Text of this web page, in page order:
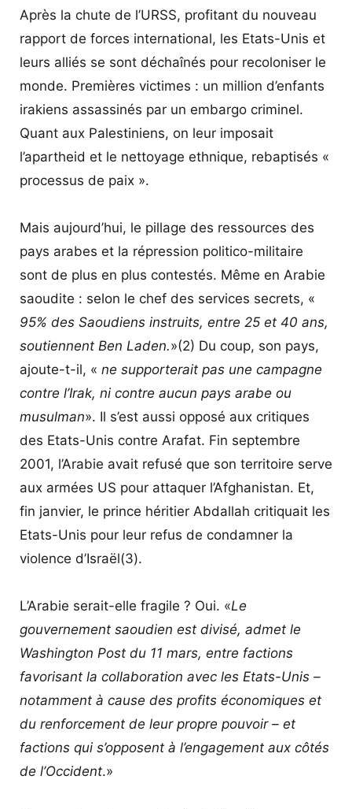
Après la chute de l’URSS, profitant du nouveau
rapport de forces international, les Etats-Unis et
leurs alliés se sont déchaînés pour recoloniser le
monde. Premières victimes : un million d’enfants
irakiens assassinés par un embargo criminel.
Quant aux Palestiniens, on leur imposait
l’apartheid et le nettoyage ethnique, rebaptisés «
processus de paix ».
Mais aujourd’hui, le pillage des ressources des
pays arabes et la répression politico-militaire
sont de plus en plus contestés. Même en Arabie
saoudite : selon le chef des services secrets, «
95% des Saoudiens instruits, entre 25 et 40 ans,
soutiennent Ben Laden.»(2) Du coup, son pays,
ajoute-t-il, « ne supporterait pas une campagne
contre l’Irak, ni contre aucun pays arabe ou
musulman». Il s’est aussi opposé aux critiques
des Etats-Unis contre Arafat. Fin septembre
2001, l’Arabie avait refusé que son territoire serve
aux armées US pour attaquer l’Afghanistan. Et,
fin janvier, le prince héritier Abdallah critiquait les
Etats-Unis pour leur refus de condamner la
violence d’Israël(3).
L’Arabie serait-elle fragile ? Oui. «Le
gouvernement saoudien est divisé, admet le
Washington Post du 11 mars, entre factions
favorisant la collaboration avec les Etats-Unis –
notamment à cause des profits économiques et
du renforcement de leur propre pouvoir – et
factions qui s’opposent à l’engagement aux côtés
de l’Occident.»